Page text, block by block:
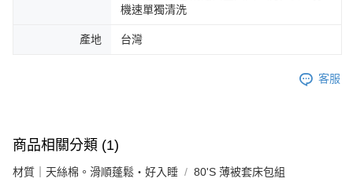
機速單獨清洗
產地 台灣
客服
商品相關分類 (1)
材質｜天絲棉。滑順蓬鬆・好入睡 80'S 薄被套床包組